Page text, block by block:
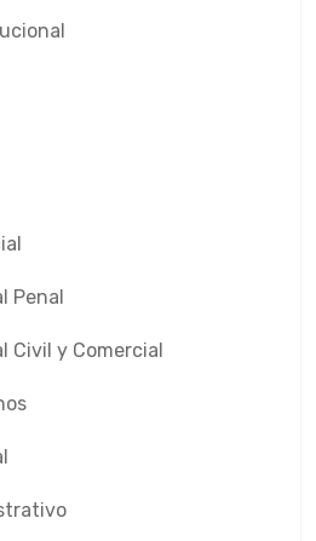
Penal
Civil y Comercial